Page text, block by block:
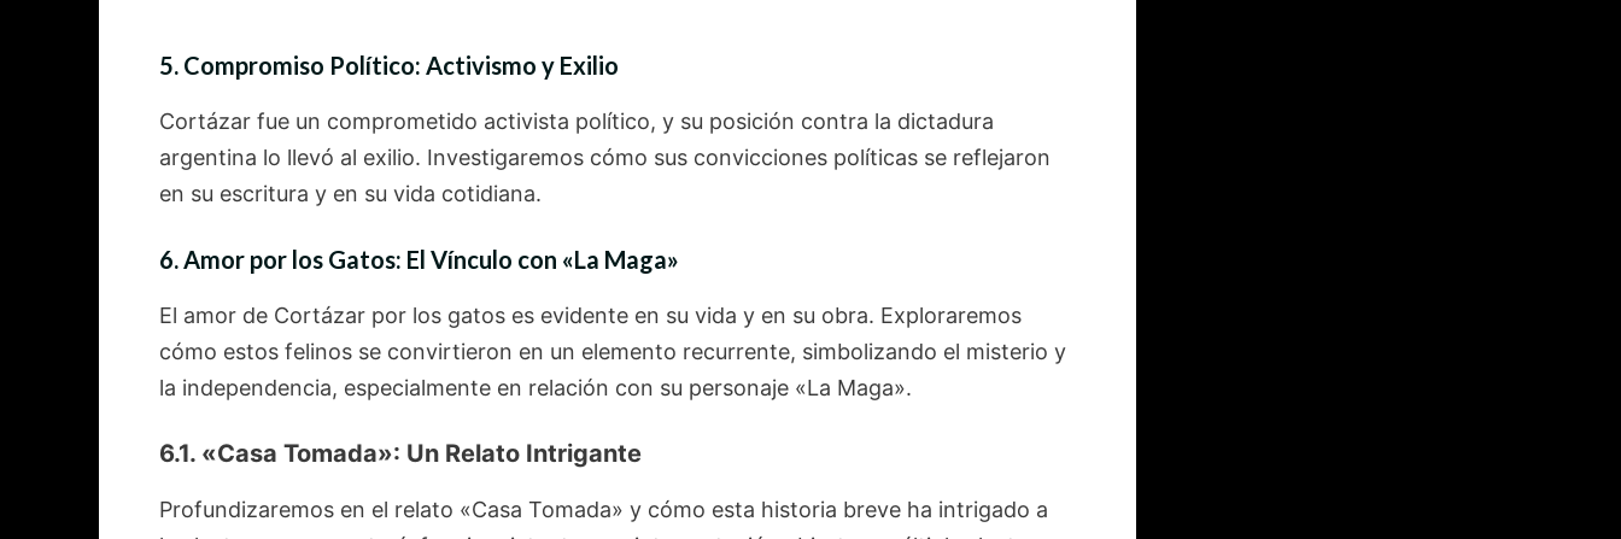
5. Compromiso Político: Activismo y Exilio
Cortázar fue un comprometido activista político, y su posición contra la dictadura
argentina lo llevó al exilio. Investigaremos cómo sus convicciones políticas se reflejaron
en su escritura y en su vida cotidiana.
6. Amor por los Gatos: El Vínculo con «La Maga»
El amor de Cortázar por los gatos es evidente en su vida y en su obra. Exploraremos
cómo estos felinos se convirtieron en un elemento recurrente, simbolizando el misterio y
la independencia, especialmente en relación con su personaje «La Maga».
6.1. «Casa Tomada»: Un Relato Intrigante
Profundizaremos en el relato «Casa Tomada» y cómo esta historia breve ha intrigado a